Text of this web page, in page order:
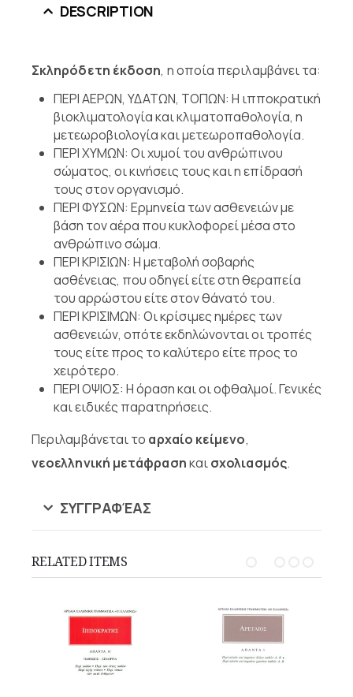
DESCRIPTION
Σκληρόδετη έκδοση, η οποία περιλαμβάνει τα:
ΠΕΡΙ ΑΕΡΩΝ, ΥΔΑΤΩΝ, ΤΟΠΩΝ: Η ιπποκρατική
βιοκλιματολογία και κλιματοπαθολογία, η
μετεωροβιολογία και μετεωροπαθολογία.
ΠΕΡΙ ΧΥΜΩΝ: Οι χυμοί του ανθρώπινου
σώματος, οι κινήσεις τους και η επίδρασή
τους στον οργανισμό.
ΠΕΡΙ ΦΥΣΩΝ: Ερμηνεία των ασθενειών με
βάση τον αέρα που κυκλοφορεί μέσα στο
ανθρώπινο σώμα.
ΠΕΡΙ ΚΡΙΣΙΩΝ: Η μεταβολή σοβαρής
ασθένειας, που οδηγεί είτε στη θεραπεία
του αρρώστου είτε στον θάνατό του.
ΠΕΡΙ ΚΡΙΣΙΜΩΝ: Οι κρίσιμες ημέρες των
ασθενειών, οπότε εκδηλώνονται οι τροπές
τους είτε προς το καλύτερο είτε προς το
χειρότερο.
ΠΕΡΙ ΟΨΙΟΣ: Η όραση και οι οφθαλμοί. Γενικές
και ειδικές παρατηρήσεις.
Περιλαμβάνεται το αρχαίο κείμενο,
νεοελληνική μετάφρασηκαισχολιασμός.
ΣΥΓΓΡΑΦΈΑΣ
RELATED ITEMS